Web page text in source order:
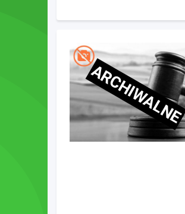
ARCHIWALNE